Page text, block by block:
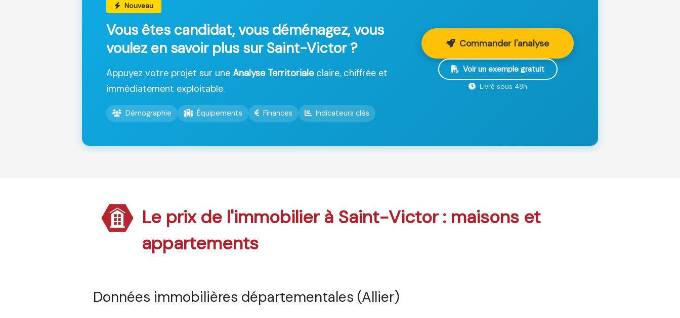
Nouveau
Vous êtes candidat, vous déménagez, vous
voulez en savoir plus sur Saint-Victor ?
Appuyez votre projet sur une Analyse Territorialeclaire, chiffrée et
immédiatement exploitable.
Démographie Équipements Finances Indicateurs clés
Commander l'analyse
Voir un exemple gratuit
Livré sous 48h
Le prix de l'immobilier à Saint-Victor : maisons et
appartements
Données immobilières départementales (Allier)